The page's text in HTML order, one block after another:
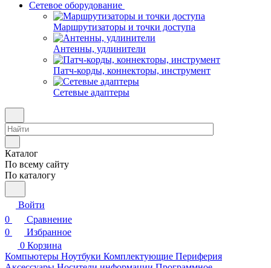
Сетевое оборудование
Маршрутизаторы и точки доступа
Антенны, удлинители
Патч-корды, коннекторы, инструмент
Сетевые адаптеры
Каталог
По всему сайту
По каталогу
Войти
0
Сравнение
0
Избранное
0 Корзина
Компьютеры Ноутбуки Комплектующие Периферия